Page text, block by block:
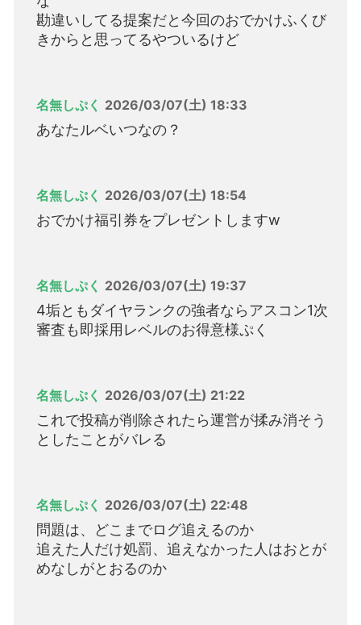
勘違いしてる提案だと今回のおでかけふくび
きからと思ってるやついるけど
名無しぷく 2026/03/07(土) 18:33
あなたルベいつなの？
名無しぷく 2026/03/07(土) 18:54
おでかけ福引券をプレゼントしますw
名無しぷく 2026/03/07(土) 19:37
4垢ともダイヤランクの強者ならアスコン1次
審査も即採用レベルのお得意様ぷく
名無しぷく 2026/03/07(土) 21:22
これで投稿が削除されたら運営が揉み消そう
としたことがバレる
名無しぷく 2026/03/07(土) 22:48
問題は、どこまでログ追えるのか
追えた人だけ処罰、追えなかった人はおとが
めなしがとおるのか